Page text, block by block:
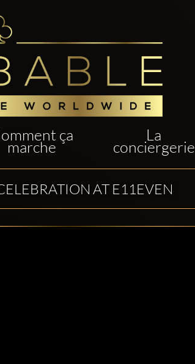
ça
marche
La
conciergerie
AT E11EVEN